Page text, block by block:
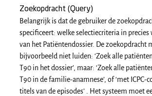
Zoekopdracht (Query)
Belangrijk is dat de gebruiker de
specificeert: welke selectiecriteria in precies
van het Patiëntendossier. De zoekopdracht
bijvoorbeeld niet luiden: ‘Zoek alle
T90 in het dossier’, maar: ‘Zoek alle
T90 in de familie-anamnese’, of ‘met ICPC-
titels van de episodes’ . Het systeem moet